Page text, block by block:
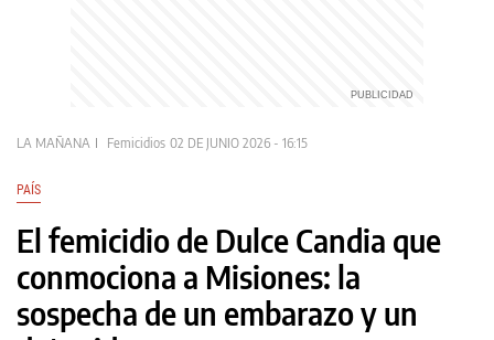
LA MAÑANA Femicidios 02 DE JUNIO 2026 - 16:15
PAÍS
El femicidio de Dulce Candia que
conmociona a Misiones: la
sospecha de un embarazo y un